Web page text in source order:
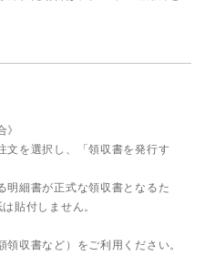
文を選択し、「領収書を発行す
明細書が正式な領収書となるた
貼付しません。
収書など）をご利用ください。